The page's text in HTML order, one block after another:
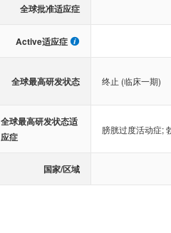
全球批准适应症
Active适应症
全球最高研发状态 终止 (临床一期)
全球最高研发状态适
应症
膀胱过度活动症;
国家/区域